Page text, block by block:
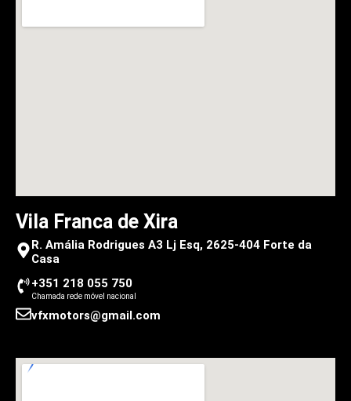
Vila Franca de Xira
R. Amália Rodrigues A3 Lj Esq, 2625-404 Forte da
Casa
+351 218 055 750
Chamada rede móvel nacional
vfxmotors@gmail.com